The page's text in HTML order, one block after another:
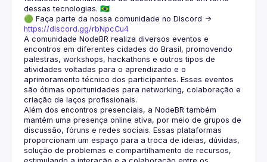
🟢 Faça parte da nossa comunidade no Discord ->
https://discord.gg/rbNpcCu4
A comunidade NodeBR realiza diversos eventos e
encontros em diferentes cidades do Brasil, promovendo
palestras, workshops, hackathons e outros tipos de
atividades voltadas para o aprendizado e o
aprimoramento técnico dos participantes. Esses eventos
são ótimas oportunidades para networking, colaboração e
Além dos encontros presenciais, a NodeBR também
mantém uma presença online ativa, por meio de grupos de
discussão, fóruns e redes sociais. Essas plataformas
proporcionam um espaço para a troca de ideias, dúvidas,
solução de problemas e compartilhamento de recursos,